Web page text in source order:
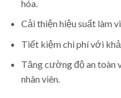
hóa.
Cải thiện hiệu suất làm
Tiết kiệm chi phí với khả
Tăng cường độ an toàn
nhân viên.